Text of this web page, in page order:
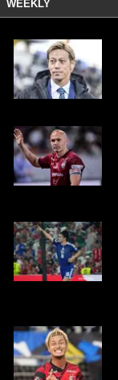
WEEKLY